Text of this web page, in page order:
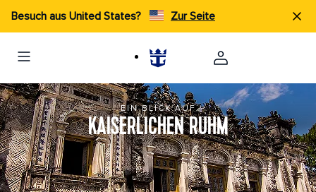
Besuch aus United States? Zur Seite
EIN BLICK AUF
KAISERLICHEN RUHM